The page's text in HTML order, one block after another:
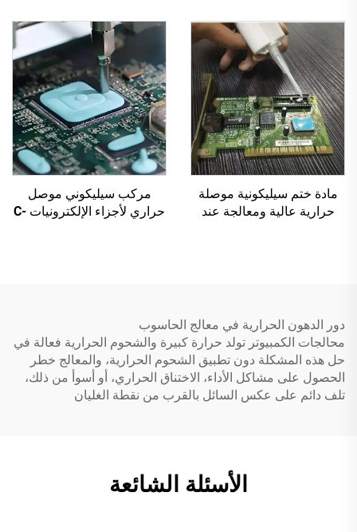
مادة ختم سيليكونية موصلة
حرارية عالية ومعالجة عند
مركب سيليكوني موصل
حراري لأجزاء الإلكترونيات C-
دور الدهون الحرارية في معالج الحاسوب
محالجات الكمبيوتر تولد حرارة كبيرة والشحوم الحرارية فعالة في
حل هذه المشكلة دون تطبيق الشحوم الحرارية، والمعالج خطر
الحصول على مشاكل الأداء، الاختناق الحراري، أو أسوأ من ذلك،
تلف دائم على عكس السائل بالقرب من نقطة الغليان
الأسئلة الشائعة